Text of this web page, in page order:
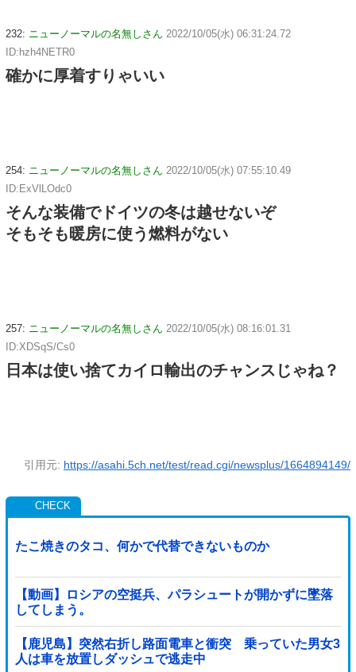
232: ニューノーマルの名無しさん 2022/10/05(水) 06:31:24.72
ID:hzh4NETR0
確かに厚着すりゃいい
254: ニューノーマルの名無しさん 2022/10/05(水) 07:55:10.49
ID:ExVlLOdc0
そんな装備でドイツの冬は越せないぞ
そもそも暖房に使う燃料がない
257: ニューノーマルの名無しさん 2022/10/05(水) 08:16:01.31
ID:XDSqS/Cs0
日本は使い捨てカイロ輸出のチャンスじゃね？
引用元: https://asahi.5ch.net/test/read.cgi/newsplus/1664894149/
たこ焼きのタコ、何かで代替できないものか
【動画】ロシアの空挺兵、パラシュートが開かずに墜落
してしまう。
【鹿児島】突然右折し路面電車と衝突 乗っていた男女3
人は車を放置しダッシュで逃走中